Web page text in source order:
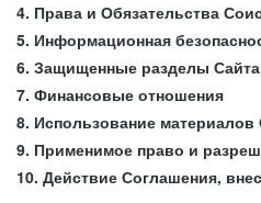
4. Права и Обязательства
5. Информационная
6. Защищенные разделы
7. Финансовые отношения
8. Использование материалов
9. Применимое право и
10. Действие Соглашения,